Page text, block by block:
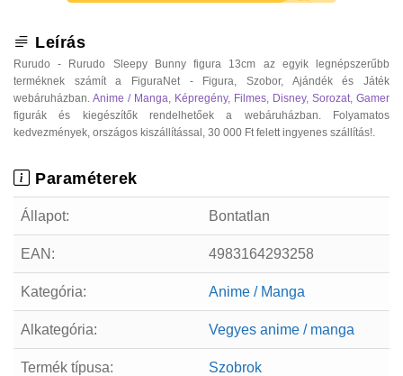
Leírás
Rurudo - Rurudo Sleepy Bunny figura 13cm az egyik legnépszerűbb
terméknek számít a FiguraNet - Figura, Szobor, Ajándék és Játék
webáruházban. Anime / Manga Képregény, Filmes Disney, Sorozat Gamer
figurák és kiegészítők rendelhetőek a webáruházban. Folyamatos
kedvezmények, országos kiszállítással, 30 000 Ft felett ingyenes szállítás!.
Paraméterek
Állapot: Bontatlan
EAN: 4983164293258
Kategória: Anime / Manga
Alkategória: Vegyes anime / manga
Termék típusa: Szobrok